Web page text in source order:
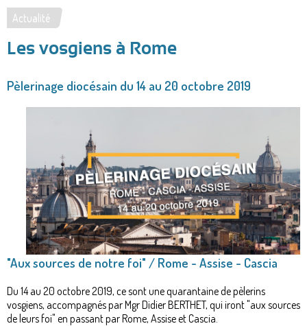
Vous
êtes
ici
Actualité
Les vosgiens à Rome
Pèlerinage diocésain du 14 au 20 octobre 2019
"Aux sources de notre foi" / Rome - Assise - Cascia
Du 14 au 20 octobre 2019, ce sont une quarantaine de pèlerins
vosgiens, accompagnés par Mgr Didier BERTHET, qui iront "aux sources
de leurs foi" en passant par Rome, Assise et Cascia.